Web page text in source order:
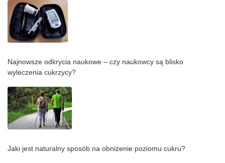
Najnowsze odkrycia naukowe – czy naukowcy są blisko
wyleczenia cukrzycy?
Jaki jest naturalny sposób na obniżenie poziomu cukru?